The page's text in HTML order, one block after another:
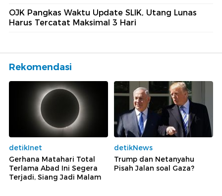
OJK Pangkas Waktu Update SLIK, Utang Lunas
Harus Tercatat Maksimal 3 Hari
Rekomendasi
detikInet
Gerhana Matahari Total
Terlama Abad Ini Segera
Terjadi, Siang Jadi Malam
detikNews
Trump dan Netanyahu
Pisah Jalan soal Gaza?